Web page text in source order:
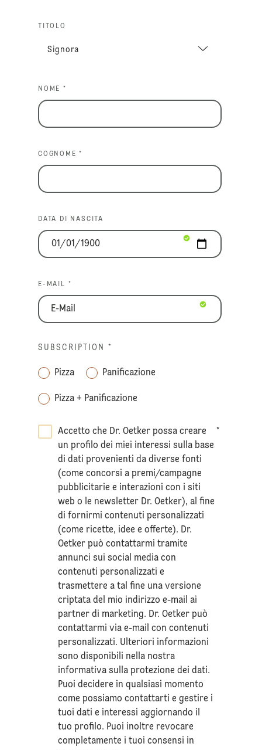
TITOLO
NOME *
COGNOME *
DATA DI NASCITA
E-MAIL *
SUBSCRIPTION *
Pizza Panificazione
Pizza + Panificazione
Accetto che Dr. Oetker possa creare
un profilo dei miei interessi sulla base
di dati provenienti da diverse fonti
(come concorsi a premi/campagne
pubblicitarie e interazioni con i siti
web o le newsletter Dr. Oetker), al fine
di fornirmi contenuti personalizzati
(come ricette, idee e offerte). Dr.
Oetker può contattarmi tramite
annunci sui social media con
contenuti personalizzati e
trasmettere a tal fine una versione
criptata del mio indirizzo e-mail ai
partner di marketing. Dr. Oetker può
contattarmi via e-mail con contenuti
personalizzati. Ulteriori informazioni
sono disponibili nella nostra
informativa sullaprotezione dei dati.
Puoi decidere in qualsiasi momento
come possiamo contattarti e gestire i
tuoi dati e interessi aggiornando il
tuo profilo. Puoi inoltre revocare
completamente i tuoi consensi in
*